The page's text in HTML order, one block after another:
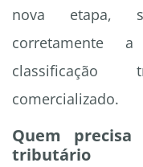
nova etapa,
corretamente
comercializado.
Quem
tributário